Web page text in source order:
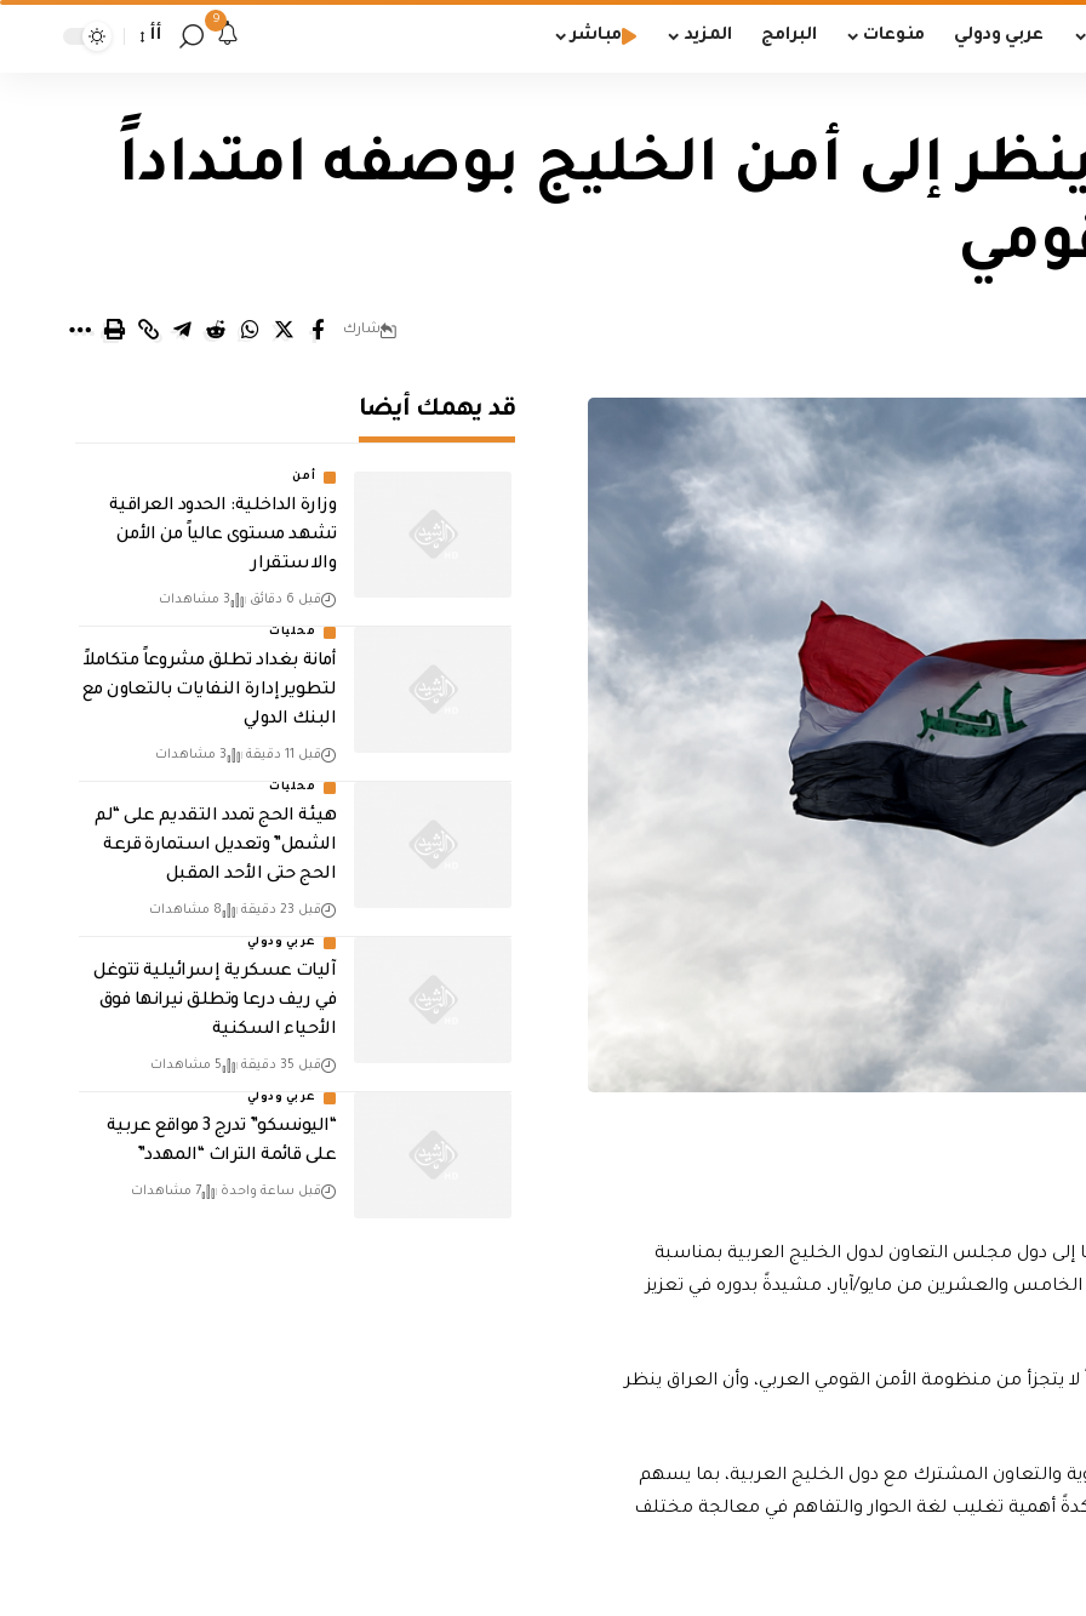
عربي ودولي منوعات البرامج المزيد مباشر
9
أأ
إلى أمن الخليج بوصفه امتداداً
شارك
إلى دول مجلس التعاون لدول الخليج العربية بمناسبة
والعشرين من مايو/آيار، مشيدةً بدوره في تعزيز
لا يتجزأ من منظومة الأمن القومي العربي، وأن العراق ينظر
والتعاون المشترك مع دول الخليج العربية، بما يسهم
أهمية تغليب لغة الحوار والتفاهم في معالجة مختلف
قد يهمك أيضا
أمن
وزارة الداخلية: الحدود العراقية
تشهد مستوى عالياً من الأمن
والاستقرار
قبل 6 دقائق 3 مشاهدات
محليات
أمانة بغداد تطلق مشروعاً متكاملاً
لتطوير إدارة النفايات بالتعاون مع
البنك الدولي
قبل 11 دقيقة 3 مشاهدات
محليات
هيئة الحج تمدد التقديم على “لم
الشمل” وتعديل استمارة قرعة
الحج حتى الأحد المقبل
قبل 23 دقيقة 8 مشاهدات
عربي ودولي
آليات عسكرية إسرائيلية تتوغل
في ريف درعا وتطلق نيرانها فوق
الأحياء السكنية
قبل 35 دقيقة 5 مشاهدات
عربي ودولي
“اليونسكو” تدرج 3 مواقع عربية
على قائمة التراث “المهدد”
قبل ساعة واحدة 7 مشاهدات